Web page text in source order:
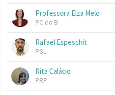
Professora Elza Melo
PC do B
Rafael Espeschit
PSL
Rita Calácio
PRP